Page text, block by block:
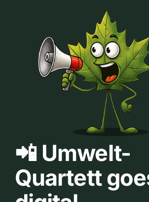
📲 Umwelt-
Quartett